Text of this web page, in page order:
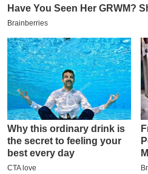
6
क्रा
इ
म
ई
-
पे
प
र
मि